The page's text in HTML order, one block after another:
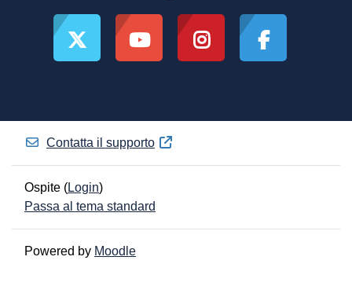
Contatta il supporto
Ospite (Login)
Passa al tema standard
Powered by Moodle